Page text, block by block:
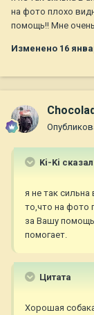
на фото плохо
помощь!! Мне
Изменено 16
Ki-Ki
я не так
то,что на фото
за Вашу
помогает.
Цитата
Хорошая